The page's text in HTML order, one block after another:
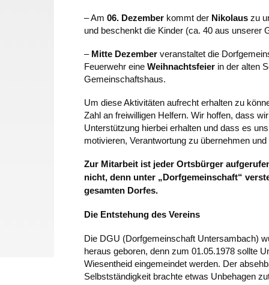
– Am 06. Dezember kommt der Nikolaus zu
und beschenkt die Kinder (ca. 40 aus unserer
– Mitte Dezember veranstaltet die
Feuerwehr eine Weihnachtsfeier in der alten
Gemeinschaftshaus.
Um diese Aktivitäten aufrecht erhalten zu
Zahl an freiwilligen Helfern. Wir hoffen, dass
Unterstützung hierbei erhalten und dass es
motivieren, Verantwortung zu übernehmen
Zur Mitarbeit ist jeder Ortsbürger
nicht, denn unter „Dorfgemeinschaft“
gesamten Dorfes.
Die Entstehung des Vereins
Die DGU (Dorfgemeinschaft Untersambach)
heraus geboren, denn zum 01.05.1978 sollte
Wiesentheid eingemeindet werden. Der
Selbstständigkeit brachte etwas Unbehagen